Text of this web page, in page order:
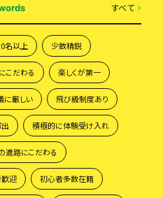
すべて
名以上 少数精鋭
こだわる 楽しくが第一
に厳しい 飛び級制度あり
積極的に体験受け入れ
進路にこだわる
迎 初心者多数在籍